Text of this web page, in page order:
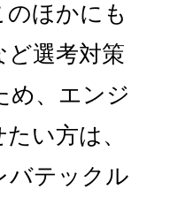
ほかにも
ど選考対策
め、エンジ
い方は、
バテックル